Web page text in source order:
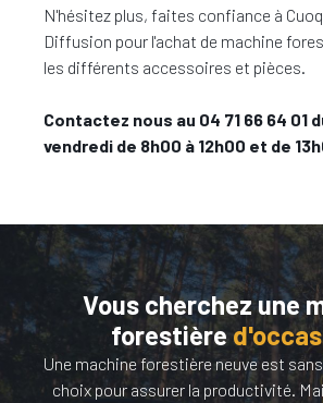
N'hésitez plus, faites confiance à
Diffusion pour l'achat de machine
les différents accessoires et pièces.
Contactez nous au 04 71 66 64 01
vendredi de 8h00 à 12h00 et de
Vous cherchez une
forestière
Une machine forestière neuve est
choix pour assurer la productivité.